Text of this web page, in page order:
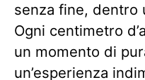
senza fine, dentro
Ogni centimetro
un momento di
un’esperienza